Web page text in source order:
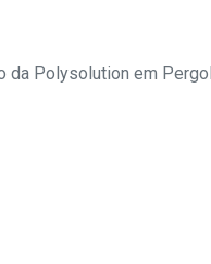
da Polysolution em